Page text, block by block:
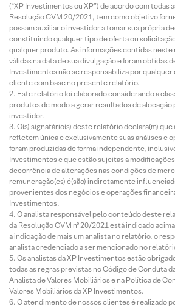
(“XP Investimentos ou XP”) de acordo com todas
Resolução CVM 20/2021, tem como objetivo
possam auxiliar o investidor a tomar sua própria
constituindo qualquer tipo de oferta ou
qualquer produto. As informações contidas
válidas na data de sua divulgação e foram obtidas
Investimentos não se responsabiliza por qualquer
cliente com base no presente relatório.
Este relatório foi elaborado considerando a
produtos de modo a gerar resultados de alocação
investidor.
O(s) signatário(s) deste relatório declara(m)
refletem única e exclusivamente suas análises e
foram produzidas de forma independente,
Investimentos e que estão sujeitas a
decorrência de alterações nas condições de
remuneração(es) é(são) indiretamente
provenientes dos negócios e operações
Investimentos.
O analista responsável pelo conteúdo deste
da Resolução CVM nº 20/2021 está indicado
a indicação de mais um analista no relatório, o
analista credenciado a ser mencionado no
Os analistas da XP Investimentos estão
todas as regras previstas no Código de Conduta
Analista de Valores Mobiliários e na Política de
Valores Mobiliários da XP Investimentos.
O atendimento de nossos clientes é realizado